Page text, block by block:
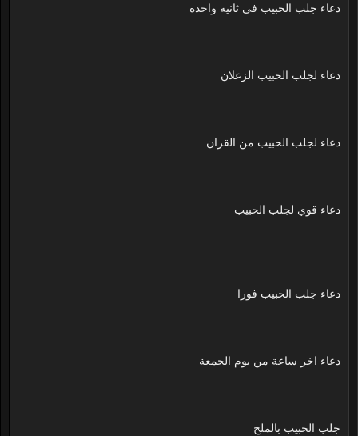
دعاء جلب الحبيب في ثانيه واحده
دعاء لجلب الحبيب الزعلان
دعاء لجلب الحبيب من القران
دعاء قوي لجلب الحبيب
دعاء جلب الحبيب فورا
دعاء اخر ساعة من يوم الجمعة
جلب الحبيب بالملح